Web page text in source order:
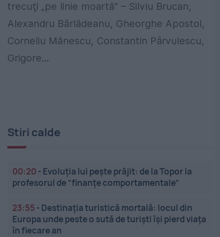
trecuţi „pe linie moartă” – Silviu Brucan,
Alexandru Bârlădeanu, Gheorghe Apostol,
Corneliu Mănescu, Constantin Pârvulescu,
Grigore...
Stiri calde
00:20 - Evoluția lui pește prăjit: de la Topor la
profesorul de ”finanțe comportamentale”
23:55 - Destinația turistică mortală: locul din
Europa unde peste o sută de turiști își pierd viața
în fiecare an